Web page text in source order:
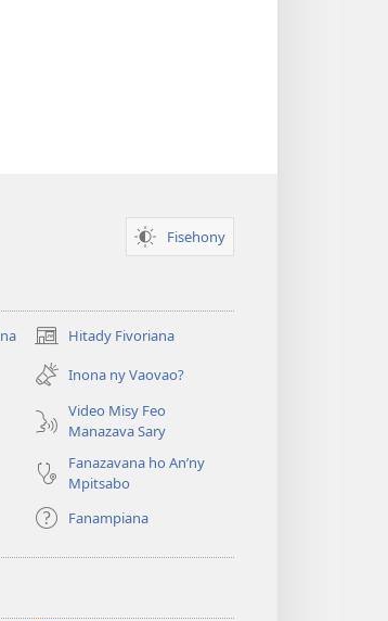
Fisehony
Hitady Fivoriana
(manokatra
rohy) Inona ny Vaovao?
Video Misy Feo
Manazava Sary
Fanazavana ho An’ny
Mpitsabo
Fanampiana